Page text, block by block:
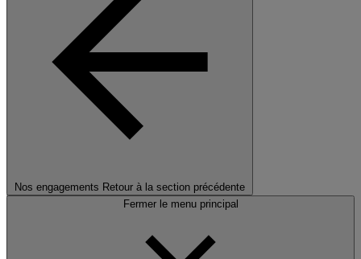
Nos engagements Retour à la section précédente
Fermer le menu principal